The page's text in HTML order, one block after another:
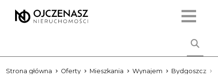
Strona główna Oferty Mieszkania Wynajem Bydgoszcz